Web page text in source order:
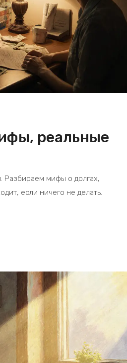
реальные
Разбираем мифы о долгах,
если ничего не делать.